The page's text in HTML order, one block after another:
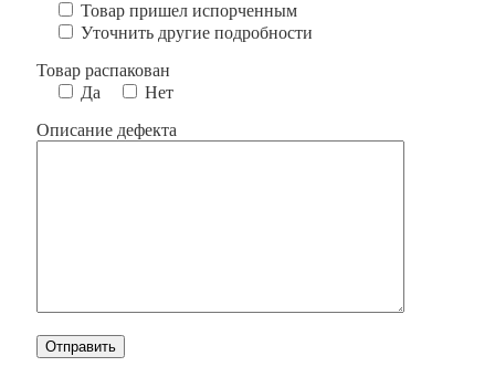
Товар пришел испорченным
Уточнить другие подробности
Товар распакован
Да
Нет
Описание дефекта